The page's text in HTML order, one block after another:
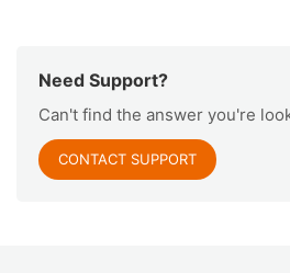
Need Support?
Can't find the answer you're
CONTACT SUPPORT